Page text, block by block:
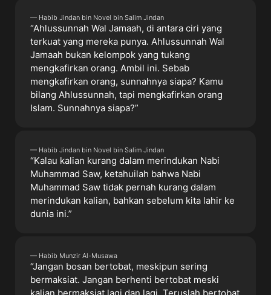
— Habib Jindan bin Novel bin Salim Jindan
“Ahlussunnah Wal Jamaah, di antara ciri yang
terkuat yang mereka punya. Ahlussunnah Wal
Jamaah bukan kelompok yang tukang
mengkafirkan orang. Ambil ini. Sebab
mengkafirkan orang, sunnahnya siapa? Kamu
bilang Ahlussunnah, tapi mengkafirkan orang
Islam. Sunnahnya siapa?”
— Habib Jindan bin Novel bin Salim Jindan
“Kalau kalian kurang dalam merindukan Nabi
Muhammad Saw, ketahuilah bahwa Nabi
Muhammad Saw tidak pernah kurang dalam
merindukan kalian, bahkan sebelum kita lahir ke
dunia ini.”
— Habib Munzir Al-Musawa
“Jangan bosan bertobat, meskipun sering
bermaksiat. Jangan berhenti bertobat meski